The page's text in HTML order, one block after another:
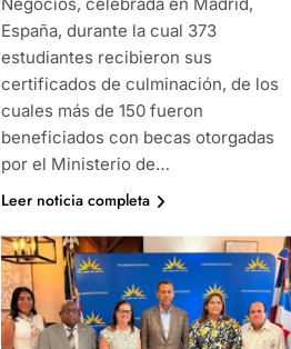
Negocios, celebrada en Madrid,
España, durante la cual 373
estudiantes recibieron sus
certificados de culminación, de los
cuales más de 150 fueron
beneficiados con becas otorgadas
por el Ministerio de…
Leer noticia completa